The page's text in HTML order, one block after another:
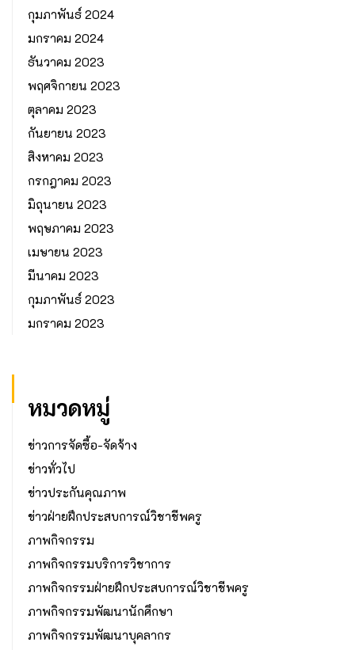
กุมภาพันธ์ 2024
มกราคม 2024
ธันวาคม 2023
พฤศจิกายน 2023
ตุลาคม 2023
กันยายน 2023
สิงหาคม 2023
กรกฎาคม 2023
มิถุนายน 2023
พฤษภาคม 2023
เมษายน 2023
มีนาคม 2023
กุมภาพันธ์ 2023
มกราคม 2023
หมวดหมู่
ข่าวการจัดซื้อ-จัดจ้าง
ข่าวทั่วไป
ข่าวประกันคุณภาพ
ข่าวฝ่ายฝึกประสบการณ์วิชาชีพครู
ภาพกิจกรรม
ภาพกิจกรรมบริการวิชาการ
ภาพกิจกรรมฝ่ายฝึกประสบการณ์วิชาชีพครู
ภาพกิจกรรมพัฒนานักศึกษา
ภาพกิจกรรมพัฒนาบุคลากร